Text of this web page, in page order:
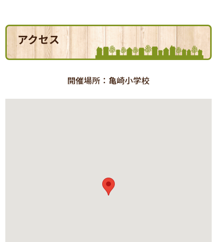
アクセス
開催場所：亀崎小学校